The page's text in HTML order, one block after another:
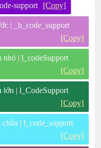
support [Copy]
| _h_code_support
[Copy]
nhỏ | l_codeSupport
[Copy]
lớn | l_CodeSupport
[Copy]
| l_code_support
[Copy]